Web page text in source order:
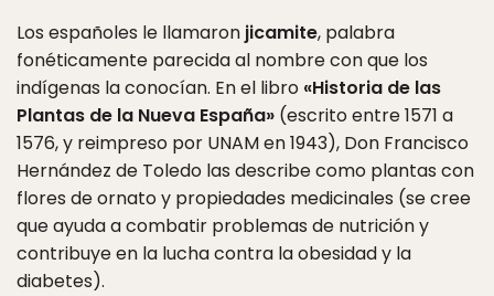
Los españoles le llamaron jicamite, palabra
fonéticamente parecida al nombre con que los
indígenas la conocían. En el libro «Historia de las
Plantas de la Nueva España» (escrito entre 1571 a
1576, y reimpreso por UNAM en 1943), Don Francisco
Hernández de Toledo las describe como plantas con
flores de ornato y propiedades medicinales (se cree
que ayuda a combatir problemas de nutrición y
contribuye en la lucha contra la obesidad y la
diabetes).